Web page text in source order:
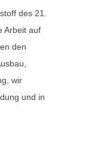
des 21.
Arbeit auf
den
wir
und in